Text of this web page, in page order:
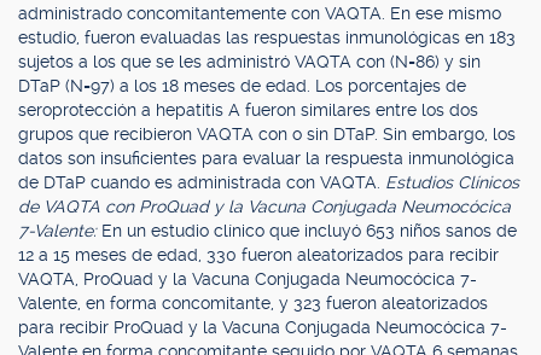
administrado concomitantemente con VAQTA. En ese mismo
estudio, fueron evaluadas las respuestas inmunológicas en 183
sujetos a los que se les administró VAQTA con (N=86) y sin
DTaP (N=97) a los 18 meses de edad. Los porcentajes de
seroprotección a hepatitis A fueron similares entre los dos
grupos que recibieron VAQTA con o sin DTaP. Sin embargo, los
datos son insuficientes para evaluar la respuesta inmunológica
de DTaP cuando es administrada con VAQTA. Estudios Clínicos
de VAQTA con ProQuad y la Vacuna Conjugada Neumocócica
7-Valente: En un estudio clínico que incluyó 653 niños sanos de
12 a 15 meses de edad, 330 fueron aleatorizados para recibir
VAQTA, ProQuad y la Vacuna Conjugada Neumocócica 7-
Valente, en forma concomitante, y 323 fueron aleatorizados
para recibir ProQuad y la Vacuna Conjugada Neumocócica 7-